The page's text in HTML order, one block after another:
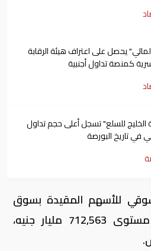
يحصل على اعتراف هيئة الرقابة
كمنصة تداول أجنبية
الخليج للسلع" تسجل أعلى حجم تداول
في تاريخ البورصة
للأسهم المقيدة بسوق
داخل المقصورة عند مستوى 712,563 مليار جنيه،